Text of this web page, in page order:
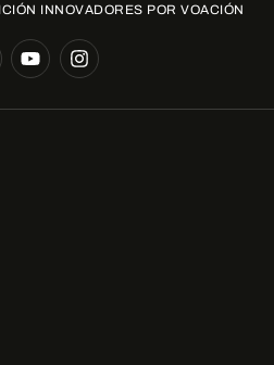
INNOVADORES POR VOACIÓN